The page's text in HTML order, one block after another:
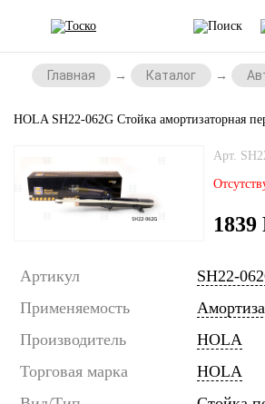
Главная Каталог
HOLA SH22-062G Стойка амортизаторная
Арт.
1839
Артикул
SH22-
Применяемость
Производитель
HOLA
Торговая марка
HOLA